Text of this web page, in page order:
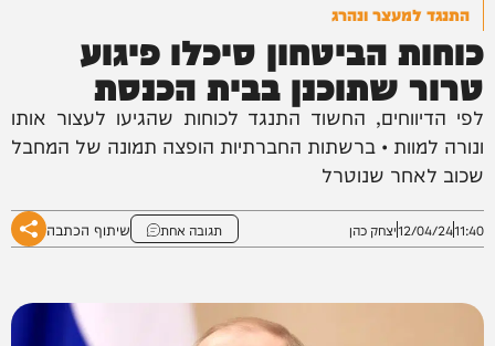
התנגד למעצר ונהרג
כוחות הביטחון סיכלו פיגוע
טרור שתוכנן בבית הכנסת
לפי הדיווחים, החשוד התנגד לכוחות שהגיעו לעצור אותו
ונורה למוות • ברשתות החברתיות הופצה תמונה של המחבל
שכוב לאחר שנוטרל
11:40
12/04/24יצחק כהן תגובה אחת שיתוף הכתבה